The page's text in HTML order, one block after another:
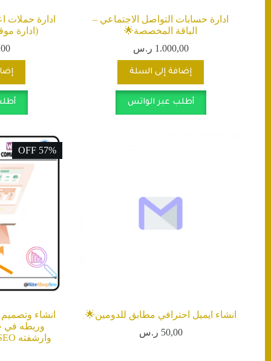
ادارة حسابات التواصل الاجتماعي –
الباقة المخصصة🌟
1.000,00 ر.س
إضافة إلى السلة
أطلب عبر الواتس
(ادارة
انشاء ايميل احترافي مطابق للدومين🌟
50,00 ر.س
57% OFF
انشاء